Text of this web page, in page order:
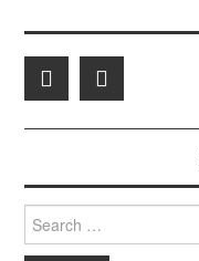
for: